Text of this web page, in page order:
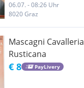
06.07. - 08:26 Uhr
8020 Graz
Mascagni Cavalleria
Rusticana
€ 8 PayLivery